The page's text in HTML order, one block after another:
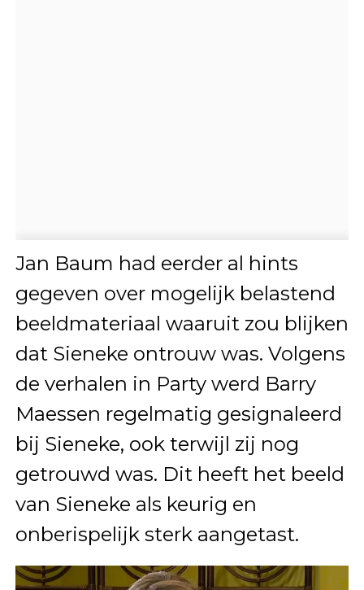
Jan Baum had eerder al hints
gegeven over mogelijk belastend
beeldmateriaal waaruit zou blijken
dat Sieneke ontrouw was. Volgens
de verhalen in Party werd Barry
Maessen regelmatig gesignaleerd
bij Sieneke, ook terwijl zij nog
getrouwd was. Dit heeft het beeld
van Sieneke als keurig en
onberispelijk sterk aangetast.